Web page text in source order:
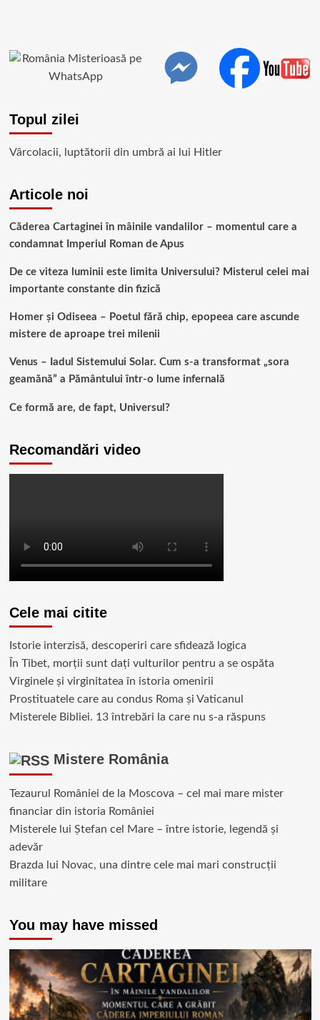
Topul zilei
Vârcolacii, luptătorii din umbră ai lui Hitler
Articole noi
Căderea Cartaginei în mâinile vandalilor – momentul care a
condamnat Imperiul Roman de Apus
De ce viteza luminii este limita Universului? Misterul celei mai
importante constante din fizică
Homer și Odiseea – Poetul fără chip, epopeea care ascunde
mistere de aproape trei milenii
Venus – Iadul Sistemului Solar. Cum s-a transformat „sora
geamănă” a Pământului într-o lume infernală
Ce formă are, de fapt, Universul?
Recomandări video
Cele mai citite
Istorie interzisă, descoperiri care sfidează logica
În Tibet, morții sunt dați vulturilor pentru a se ospăta
Virginele şi virginitatea în istoria omenirii
Prostituatele care au condus Roma și Vaticanul
Misterele Bibliei. 13 întrebări la care nu s-a răspuns
Mistere România
Tezaurul României de la Moscova – cel mai mare mister
financiar din istoria României
Misterele lui Ștefan cel Mare – între istorie, legendă și
adevăr
Brazda lui Novac, una dintre cele mai mari construcții
militare
You may have missed